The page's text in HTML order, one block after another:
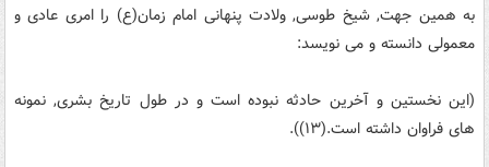
به همین جهت, شیخ طوسی, ولادت پنهانی امام زمان(ع) را امری عادی و
معمولی دانسته و می نویسد:
(این نخستین و آخرین حادثه نبوده است و در طول تاریخ بشری, نمونه
های فراوان داشته است.(۱۳)).